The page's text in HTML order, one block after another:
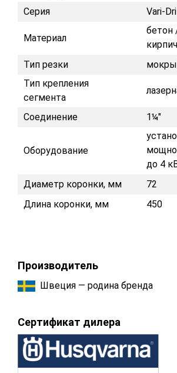
Серия
Vari-
Материал
бетон
кирпич
Тип резки
Тип крепления
сегмента
Соединение 1¼"
Оборудование
до 4
Диаметр коронки, мм
72
Длина коронки, мм
450
Производитель
Швеция — родина бренда
Сертификат дилера